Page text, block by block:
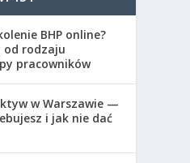
BHP online?
od rodzaju
pracowników
w Warszawie —
i jak nie dać